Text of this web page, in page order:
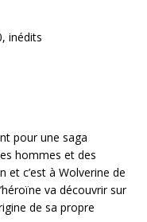
inédits
pour une saga
hommes et des
et c’est à Wolverine de
va découvrir sur
de sa propre